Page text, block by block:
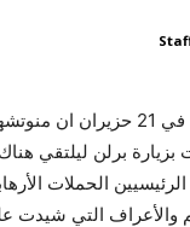
افادت انباء مهر الحكومية
برلن ليلتقي
الحملات
والأعراف التي شيدت